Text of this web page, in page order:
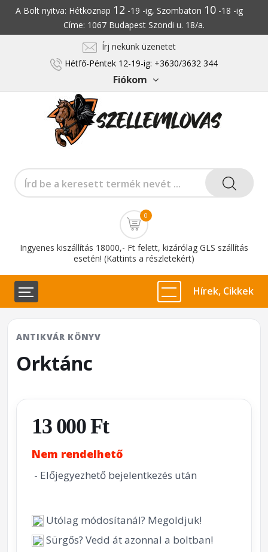
A Bolt nyitva: Hétköznap 12 -19 -ig, Szombaton 10-18 -ig
Címe: 1067 Budapest Szondi u. 18/a.
Írj nekünk üzenetet
Hétfő-Péntek 12-19-ig: +3630/3632 344
Fiókom
0
Ingyenes kiszállítás 18000,- Ft felett, kizárólag GLS szállítás
esetén! (Kattints a részletekért)
Hírek, Cikkek
ANTIKVÁR KÖNYV
Orktánc
13 000 Ft
Nem rendelhető
- Előjegyezhető bejelentkezés után
Utólag módosítanál? Megoldjuk!
Sürgős? Vedd át azonnal a boltban!